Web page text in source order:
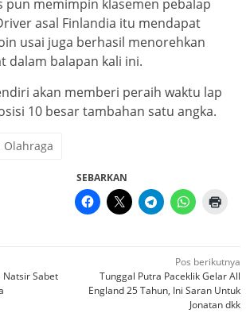
pun memimpin klasemen pebalap
asal Finlandia itu mendapat
usai juga berhasil menorehkan
dalam balapan kali ini.
akan memberi peraih waktu lap
10 besar tambahan satu angka.
Olahraga
SEBARKAN
Natsir Sabet
Pos berikutnya
Tunggal Putra Paceklik Gelar All
England 25 Tahun, Ini Saran Untuk
Jonatan dkk